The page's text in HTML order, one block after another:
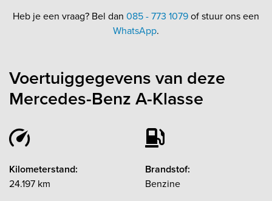
Heb je een vraag? Bel dan 085 - 773 1079of stuur ons een
WhatsApp.
Voertuiggegevens van deze
Mercedes-Benz A-Klasse
Kilometerstand:
24.197 km
Brandstof:
Benzine